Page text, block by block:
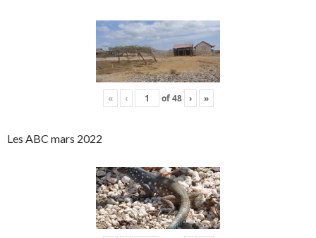
« ‹ of48 › »
Les ABC mars 2022